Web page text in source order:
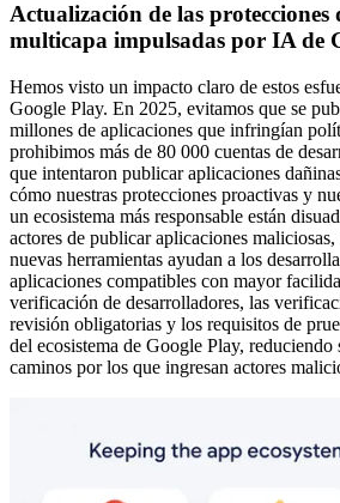
Actualización de las protecciones
multicapa impulsadas por IA de
Hemos visto un impacto claro de estos
Google Play. En 2025, evitamos que se
millones de aplicaciones que infringían
prohibimos más de 80 000 cuentas de
que intentaron publicar aplicaciones
cómo nuestras protecciones proactivas y
un ecosistema más responsable están
actores de publicar aplicaciones maliciosas,
nuevas herramientas ayudan a los
aplicaciones compatibles con mayor
verificación de desarrolladores, las
revisión obligatorias y los requisitos de
del ecosistema de Google Play,
caminos por los que ingresan actores